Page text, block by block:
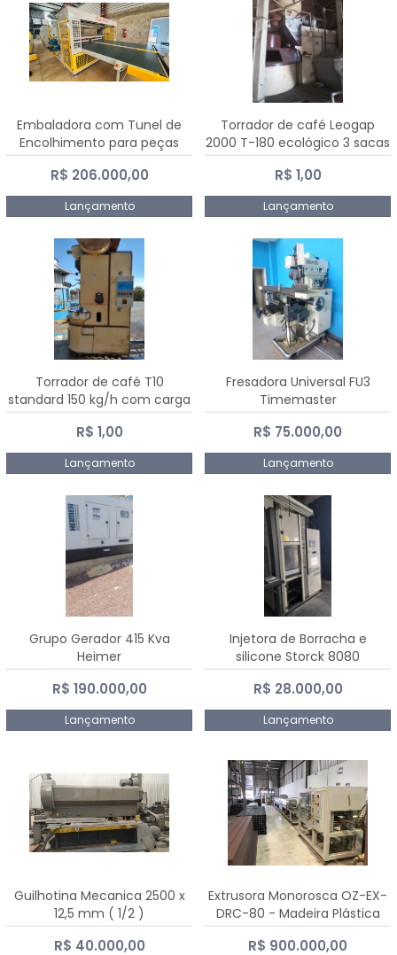
Embaladora com Tunel de
Encolhimento para peças
grandes portas janelas -
Dalmak
R$ 206.000,00
Lançamento
Torrador de café Leogap
2000 T-180 ecológico 3 sacas
de carga 540 kg/h
R$ 1,00
Lançamento
Torrador de café T10
standard 150 kg/h com carga
de 10 kg
R$ 1,00
Lançamento
Fresadora Universal FU3
Timemaster
R$ 75.000,00
Lançamento
Grupo Gerador 415 Kva
Heimer
R$ 190.000,00
Lançamento
Injetora de Borracha e
silicone Storck 8080
R$ 28.000,00
Lançamento
Guilhotina Mecanica 2500 x
12,5 mm ( 1/2 )
R$ 40.000,00
Extrusora Monorosca OZ-EX-
DRC-80 - Madeira Plástica
R$ 900.000,00